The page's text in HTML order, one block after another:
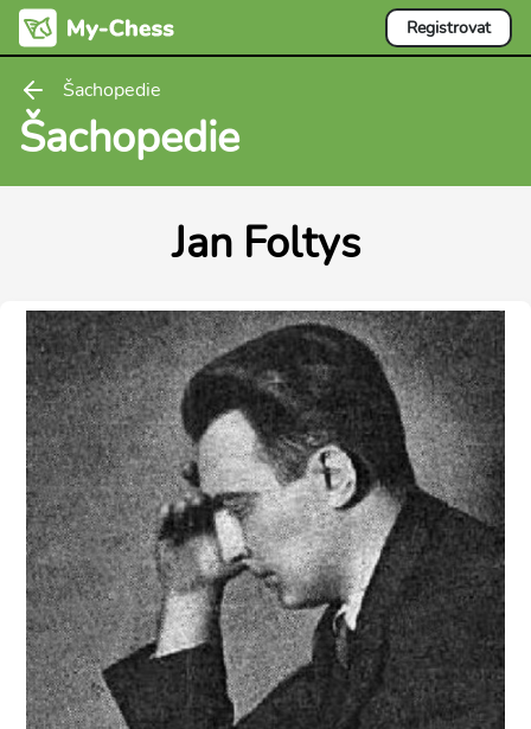
Registrovat
Šachopedie
Šachopedie
Jan Foltys